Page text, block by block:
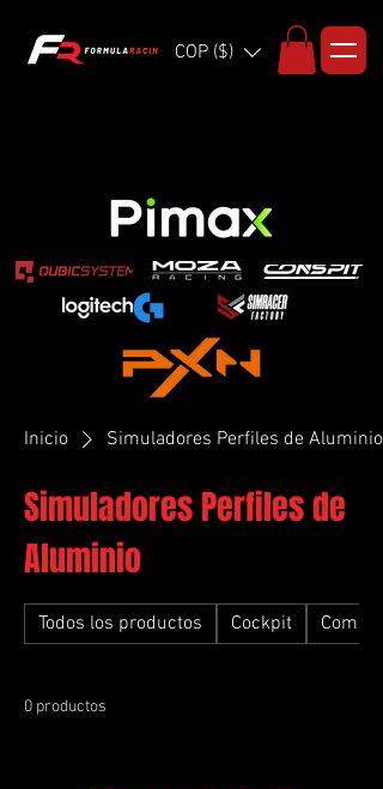
COP ($)
Inicio Simuladores Perfiles de Aluminio
Simuladores Perfiles de
Aluminio
Todos los productos Cockpit Combos
0 productos